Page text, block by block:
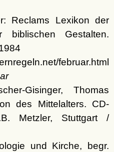
Reclams Lexikon der
Gestalten.
februar.html
Gisinger, Thomas
des Mittelalters. CD-
Metzler, Stuttgart /
und Kirche, begr.